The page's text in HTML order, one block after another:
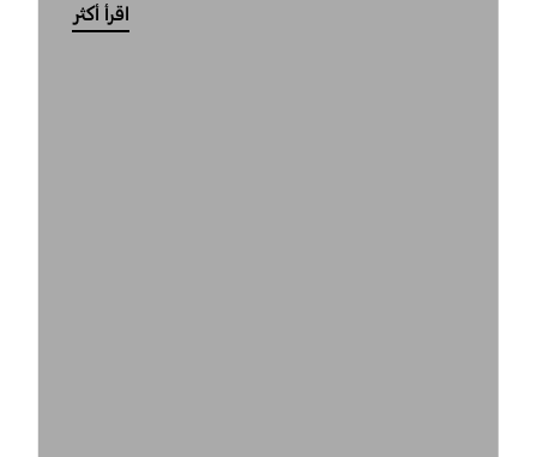
اقرأ أكثر